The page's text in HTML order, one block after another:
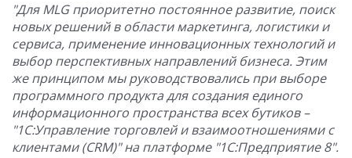
"Для MLG приоритетно постоянное развитие, поиск
новых решений в области маркетинга, логистики и
сервиса, применение инновационных технологий и
выбор перспективных направлений бизнеса. Этим
же принципом мы руководствовались при выборе
программного продукта для создания единого
информационного пространства всех бутиков –
"1С:Управление торговлей и взаимоотношениями с
клиентами (CRM)" на платформе "1С:Предприятие 8".